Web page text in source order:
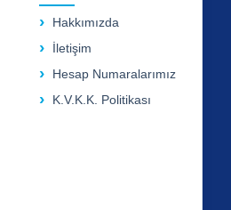
Hakkımızda
İletişim
Hesap Numaralarımız
K.V.K.K. Politikası